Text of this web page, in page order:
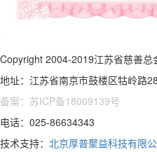
Copyright 2004-2019江苏省慈善总
地址：江苏省南京市鼓楼区牯岭路
备案：苏ICP备18009139号
电话：025-86634343
技术支持： 北京厚普聚益科技有限